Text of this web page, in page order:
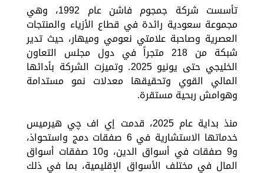
تأسست شركة جمجوم فاشن عام 1992، وهي
مجموعة سعودية رائدة في قطاع الأزياء والمنتجات
العصرية وصاحبة علامتي نعومي وميهار، حيث تدير
شبكة من 218 متجراً في دول مجلس التعاون
الخليجي حتى يونيو 2025. وتميزت الشركة بأدائها
المالي القوي وتحقيقها معدلات نمو مستدامة
وهوامش ربحية مستقرة.
منذ بداية عام 2025، قدمت إي اف چي هيرميس
خدماتها الاستشارية في 6 صفقات دمج واستحواذ،
و9 صفقات في أسواق الدين، و10 صفقات أسواق
المال في مختلف الأسواق الإقليمية، بما في ذلك